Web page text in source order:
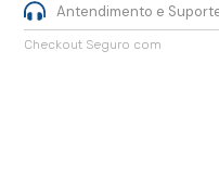
Antendimento e
Checkout Seguro com